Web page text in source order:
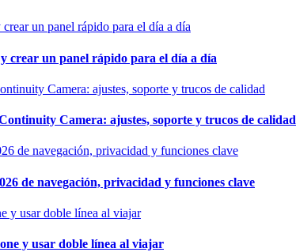
crear un panel rápido para el día a día
Camera: ajustes, soporte y trucos de calidad
de navegación, privacidad y funciones clave
y usar doble línea al viajar